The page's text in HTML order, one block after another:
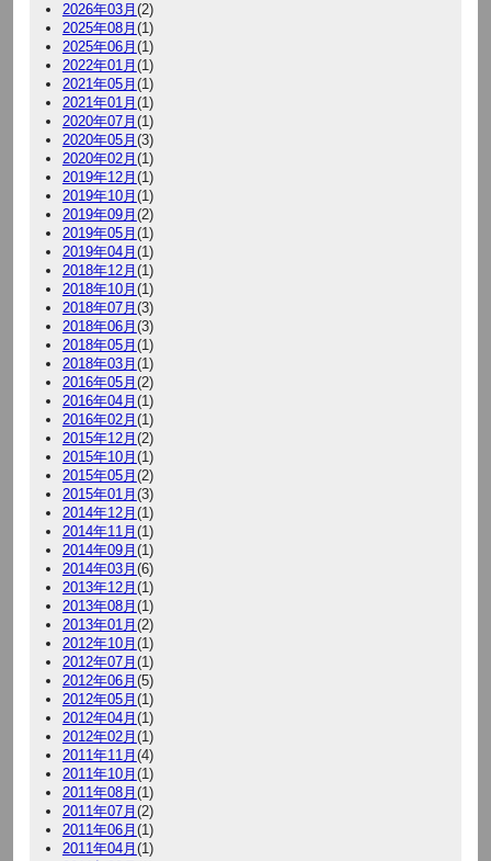
2026年03月 (2)
2025年08月 (1)
2025年06月 (1)
2022年01月 (1)
2021年05月 (1)
2021年01月 (1)
2020年07月 (1)
2020年05月 (3)
2020年02月 (1)
2019年12月 (1)
2019年10月 (1)
2019年09月 (2)
2019年05月 (1)
2019年04月 (1)
2018年12月 (1)
2018年10月 (1)
2018年07月 (3)
2018年06月 (3)
2018年05月 (1)
2018年03月 (1)
2016年05月 (2)
2016年04月 (1)
2016年02月 (1)
2015年12月 (2)
2015年10月 (1)
2015年05月 (2)
2015年01月 (3)
2014年12月 (1)
2014年11月 (1)
2014年09月 (1)
2014年03月 (6)
2013年12月 (1)
2013年08月 (1)
2013年01月 (2)
2012年10月 (1)
2012年07月 (1)
2012年06月 (5)
2012年05月 (1)
2012年04月 (1)
2012年02月 (1)
2011年11月 (4)
2011年10月 (1)
2011年08月 (1)
2011年07月 (2)
2011年06月 (1)
2011年04月 (1)